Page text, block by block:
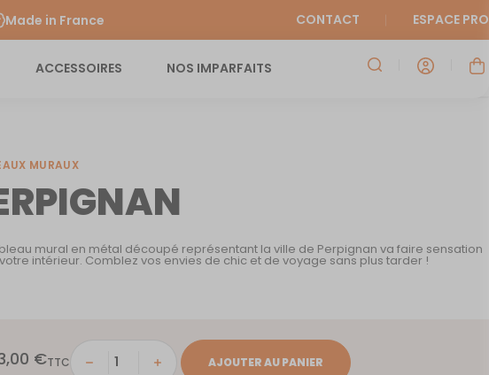
Made in France CONTACT ESPACE PRO
ACCESSOIRES NOS IMPARFAITS
MURAUX
mural en métal découpé représentant la ville de Perpignan va faire sensation
intérieur. Comblez vos envies de chic et de voyage sans plus tarder !
€TTC quantité
AJOUTER AU PANIER